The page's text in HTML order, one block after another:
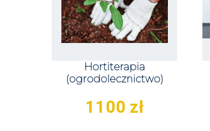
Hortiterapia
(ogrodolecznictwo)
1100 zł